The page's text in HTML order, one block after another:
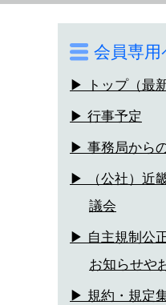
会員専用
▶ トップ（最
▶ 行事予定
▶ 事務局から
▶ （公社）近
議会
▶ 自主規制公
お知らせや
▶ 規約・規定